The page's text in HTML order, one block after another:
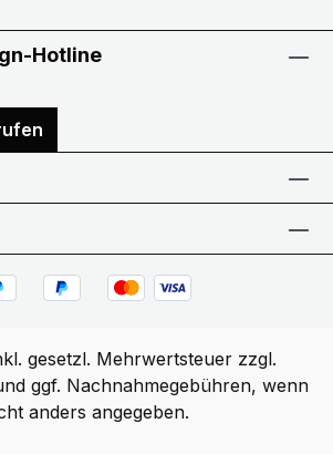
Hotline
gesetzl. Mehrwertsteuer zzgl.
ggf. Nachnahmegebühren, wenn
anders angegeben.